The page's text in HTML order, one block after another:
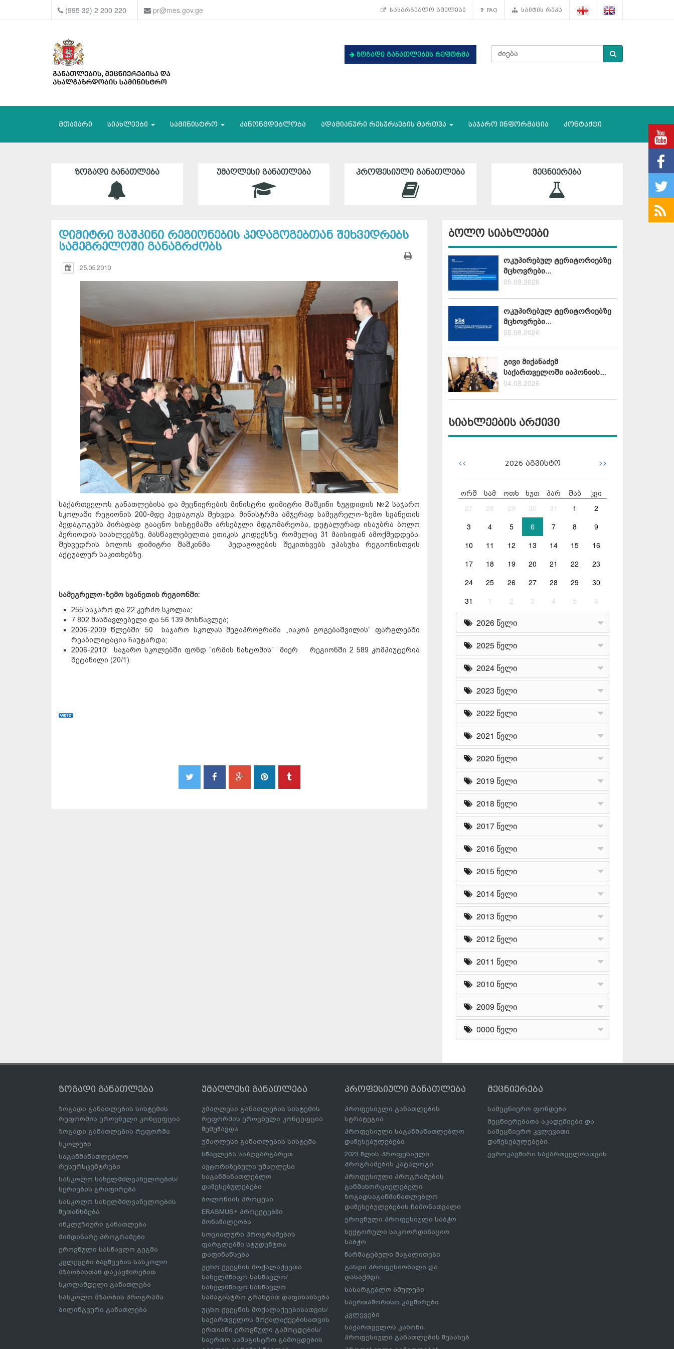
(995 32) 2 200 220 pr@mes.gov.ge სასარგებლო ბმულები FAQ საიტის რუკა
ზოგადი განათლების რეფორმა
მთავარი სიახლეები სამინისტრო კანონმდებლობა ადამიანური რესურსების მართვა საჯარო ინფორმაცია კონტაქტი
ᲖᲝᲒᲐᲓᲘ ᲒᲐᲜᲐᲗᲚᲔᲑᲐ ᲣᲛᲐᲦᲚᲔᲡᲘ ᲒᲐᲜᲐᲗᲚᲔᲑᲐ ᲞᲠᲝᲤᲔᲡᲘᲣᲚᲘ ᲒᲐᲜᲐᲗᲚᲔᲑᲐ ᲛᲔᲪᲜᲘᲔᲠᲔᲑᲐ
დიმიტრი შაშკინი რეგიონების პედაგოგებთან შეხვედრებს
სამეგრელოში განაგრძობს
25.05.2010
საქართველოს განათლებისა და მეცნიერების მინისტრი დიმიტრი შაშკინი ზუგდიდის №2 საჯარო
სკოლაში რეგიონის 200-მდე პედაგოგს შეხვდა. მინისტრმა ამჯერად სამეგრელო-ზემო სვანეთის
პედაგოგებს პირადად გააცნო სისტემაში არსებული მდგომარეობა, დეტალურად ისაუბრა ბოლო
პერიოდის სიახლეებზე, მასწავლებელთა ეთიკის კოდექსზე, რომელიც 31 მაისიდან ამოქმედდება.
შეხვედრის ბოლოს დიმიტრი შაშკინმა პედაგოგების შეკითხვებს უპასუხა რეგიონისთვის
აქტუალურ საკითხებზე.
სამეგრელო-ზემო სვანეთის რეგიონში:
255 საჯარო და 22 კერძო სკოლაა;
7 802 მასწავლებელი და 56 139 მოსწავლეა;
2006-2009 წლებში: 50 საჯარო სკოლას მეგაპროგრამა ,,იაკობ გოგებაშვილის” ფარგლებში
რეაბილიტაცია ჩაუტარდა;
2006-2010: საჯარო სკოლებში ფონდ ”ირმის ნახტომის” მიერ რეგიონში 2 589 კომპიუტერია
შეტანილი (20/1).
ბოლო სიახლეები
ოკუპირებულ ტერიტორიებზე
მცხოვრები...
05.08.2026
ოკუპირებულ ტერიტორიებზე
მცხოვრები...
05.08.2026
გივი მიქანაძემ
საქართველოში იაპონიის...
04.08.2026
სიახლეების არქივი
<< 2026 აგვისტო >>
ორშ სამ ოთხ ხუთ პარ შაბ კვი
27 28 29 30 31 1
2
3
4 5 6 7 8
9
10
11 12 13 14 15
16
17
18 19 20 21 22
23
24
25 26 27 28 29
30
31
1 2 3 4 5 6
2026 წელი
2025 წელი
2024 წელი
2023 წელი
2022 წელი
2021 წელი
2020 წელი
2019 წელი
2018 წელი
2017 წელი
2016 წელი
2015 წელი
2014 წელი
2013 წელი
2012 წელი
2011 წელი
2010 წელი
2009 წელი
0000 წელი
ზოგადი განათლება
ზოგადი განათლების სისტემის
რეფორმის ეროვნული კონცეფცია
ზოგადი განათლების რეფორმა
სკოლები
საგანმანათლებლო
რესურსცენტრები
სასკოლო სახელმძღვანელოების/
სერიების გრიფირება
სასკოლო სახელმძღვანელოების
შეთანხმება
ინკლუზიური განათლება
მიმდინარე პროგრამები
ეროვნული სასწავლო გეგმა
კვლევები ბავშვების სასკოლო
მზაობასთან დაკავშირებით
სკოლამდელი განათლება
სასკოლო მზაობის პროგრამა
ბილინგვური განათლება
უმაღლესი განათლება
უმაღლესი განათლების სისტემის
რეფორმის ეროვნული კონცეფცია
შემუშავდა
უმაღლესი განათლების სისტემა
სწავლება საზღვარგარეთ
ავტორიზებული უმაღლესი
საგანმანათლებლო
დაწესებულებები
ბოლონიის პროცესი
ERASMUS+ პროექტებში
მონაწილეობა
სოციალური პროგრამების
ფარგლებში სტუდენტთა
დაფინანსება
უცხო ქვეყნის მოქალაქეეთა
სახელმწიფო სასწავლო/
სახელმწიფო სასწავლო
სამაგისტრო გრანტით დაფინანსება
უცხო ქვეყნის მოქალაქეებისათვის/
საქართველოს მოქალაქეებისათვის
ერთიანი ეროვნული გამოცდების/
საერთო სამაგისტრო გამოცდების
პროფესიული განათლება
პროფესიული განათლების
სტრატეგია
პროფესიული საგანმანათლებლო
დაწესებულებები
2023 წლის პროფესიული
პროგრამების კატალოგი
პროფესიული პროგრამების
განმახორციელებელი
ზოგადსაგანმანათლებლო
დაწესებულებების ჩამონათვალი
ეროვნული პროფესიული საბჭო
სექტორული საკოორდინაციო
საბჭო
წარმატებული მაგალითები
გახდი პროფესიონალი და
დასაქმდი
სასარგებლო ბმულები
საერთაშორისო კავშირები
კვლევები
საქართველოს კანონი
პროფესიული განათლების შესახებ
მეცნიერება
სამეცნიერო ფონდები
მეცნიერებათა აკადემიები და
სამეცნიერო კვლევითი
დაწესებულებები
ევროკავშირი საქართველოსთვის